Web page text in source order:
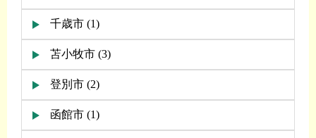
千歳市 (1)
苫小牧市 (3)
登別市 (2)
函館市 (1)